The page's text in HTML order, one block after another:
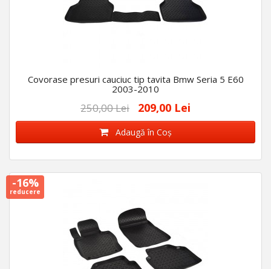
Covorase presuri cauciuc tip tavita Bmw Seria 5 E60
2003-2010
250,00 Lei 209,00 Lei
Adaugă în Coş
-16%
reducere